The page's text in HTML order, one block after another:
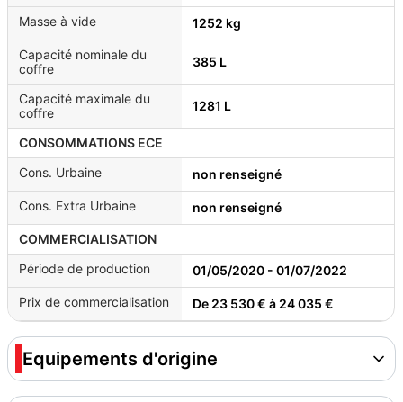
Masse à vide 1252 kg
Capacité nominale du
coffre
385 L
Capacité maximale du
coffre
1281 L
CONSOMMATIONS ECE
Cons. Urbaine
non renseigné
Cons. Extra Urbaine non renseigné
COMMERCIALISATION
Période de production
01/05/2020 - 01/07/2022
Prix de commercialisation De 23 530 € à 24 035 €
Equipements d'origine